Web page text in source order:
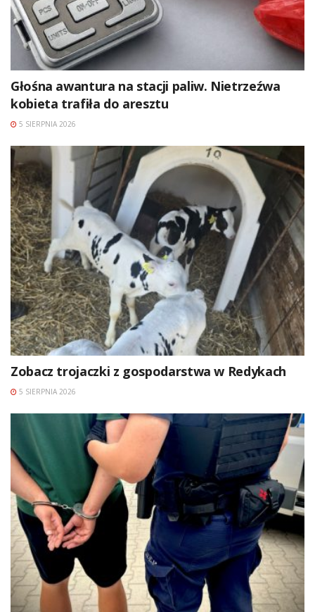
Głośna awantura na stacji paliw. Nietrzeźwa
kobieta trafiła do aresztu
5 SIERPNIA 2026
Zobacz trojaczki z gospodarstwa w Redykach
5 SIERPNIA 2026